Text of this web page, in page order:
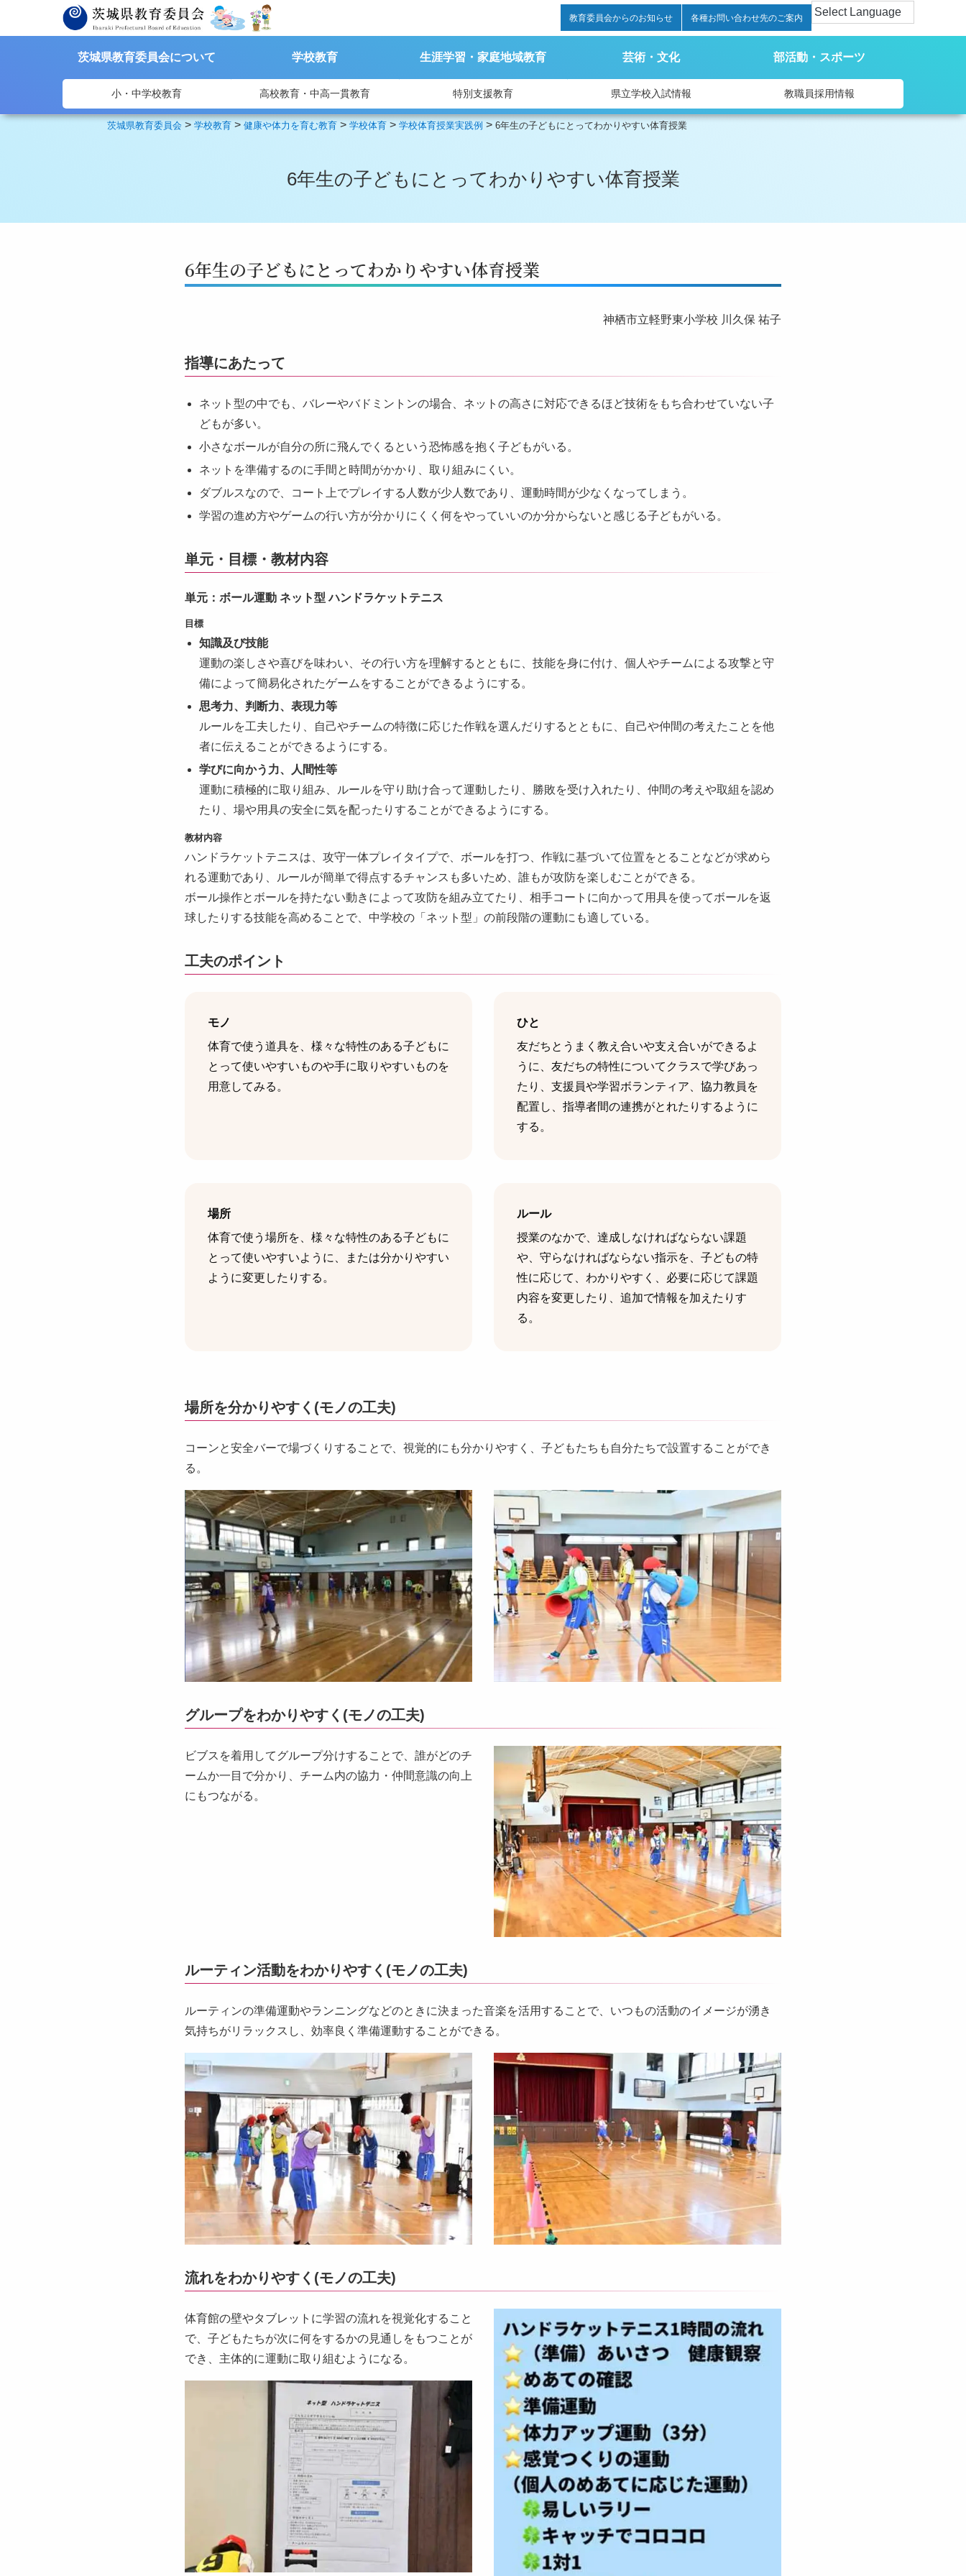
教育委員会からのお知らせ 各種お問い合わせ先のご案内
茨城県教育委員会について 学校教育 生涯学習・家庭地域教育 芸術・文化 部活動・スポーツ
小・中学校教育 高校教育・中高一貫教育 特別支援教育 県立学校入試情報 教職員採用情報
茨城県教育委員会 >学校教育 >健康や体力を育む教育 >学校体育 >学校体育授業実践例 >6年生の子どもにとってわかりやすい体育授業
6年生の子どもにとってわかりやすい体育授業
6年生の子どもにとってわかりやすい体育授業
神栖市立軽野東小学校 川久保 祐子
指導にあたって
ネット型の中でも、バレーやバドミントンの場合、ネットの高さに対応できるほど技術をもち合わせていない子
どもが多い。
小さなボールが自分の所に飛んでくるという恐怖感を抱く子どもがいる。
ネットを準備するのに手間と時間がかかり、取り組みにくい。
ダブルスなので、コート上でプレイする人数が少人数であり、運動時間が少なくなってしまう。
学習の進め方やゲームの行い方が分かりにくく何をやっていいのか分からないと感じる子どもがいる。
単元・目標・教材内容
単元：ボール運動 ネット型 ハンドラケットテニス
目標
知識及び技能
運動の楽しさや喜びを味わい、その行い方を理解するとともに、技能を身に付け、個人やチームによる攻撃と守
備によって簡易化されたゲームをすることができるようにする。
思考力、判断力、表現力等
ルールを工夫したり、自己やチームの特徴に応じた作戦を選んだりするとともに、自己や仲間の考えたことを他
者に伝えることができるようにする。
学びに向かう力、人間性等
運動に積極的に取り組み、ルールを守り助け合って運動したり、勝敗を受け入れたり、仲間の考えや取組を認め
たり、場や用具の安全に気を配ったりすることができるようにする。
教材内容
ハンドラケットテニスは、攻守一体プレイタイプで、ボールを打つ、作戦に基づいて位置をとることなどが求めら
れる運動であり、ルールが簡単で得点するチャンスも多いため、誰もが攻防を楽しむことができる。
ボール操作とボールを持たない動きによって攻防を組み立てたり、相手コートに向かって用具を使ってボールを返
球したりする技能を高めることで、中学校の「ネット型」の前段階の運動にも適している。
工夫のポイント
モノ
体育で使う道具を、様々な特性のある子どもに
とって使いやすいものや手に取りやすいものを
用意してみる。
ひと
友だちとうまく教え合いや支え合いができるよ
うに、友だちの特性についてクラスで学びあっ
たり、支援員や学習ボランティア、協力教員を
配置し、指導者間の連携がとれたりするように
する。
場所
体育で使う場所を、様々な特性のある子どもに
とって使いやすいように、または分かりやすい
ように変更したりする。
ルール
授業のなかで、達成しなければならない課題
や、守らなければならない指示を、子どもの特
性に応じて、わかりやすく、必要に応じて課題
内容を変更したり、追加で情報を加えたりす
る。
場所を分かりやすく(モノの工夫)
コーンと安全バーで場づくりすることで、視覚的にも分かりやすく、子どもたちも自分たちで設置することができ
る。
グループをわかりやすく(モノの工夫)
ビブスを着用してグループ分けすることで、誰がどのチ
ームか一目で分かり、チーム内の協力・仲間意識の向上
にもつながる。
ルーティン活動をわかりやすく(モノの工夫)
ルーティンの準備運動やランニングなどのときに決まった音楽を活用することで、いつもの活動のイメージが湧き
気持ちがリラックスし、効率良く準備運動することができる。
流れをわかりやすく(モノの工夫)
体育館の壁やタブレットに学習の流れを視覚化すること
で、子どもたちが次に何をするかの見通しをもつことが
でき、主体的に運動に取り組むようになる。